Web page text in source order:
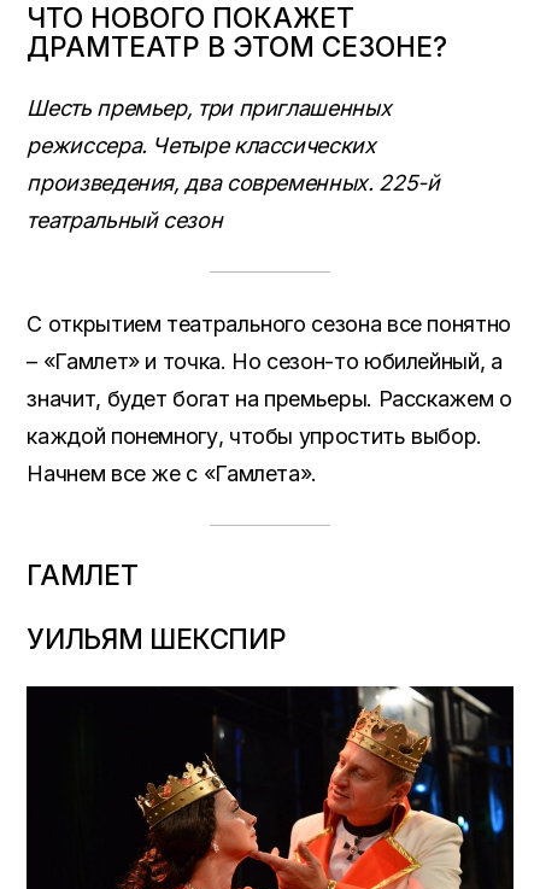
ЧТО НОВОГО ПОКАЖЕТ
ДРАМТЕАТР В ЭТОМ СЕЗОНЕ?
Шесть премьер, три приглашенных
режиссера. Четыре классических
произведения, два современных. 225-й
театральный сезон
С открытием театрального сезона все понятно
– «Гамлет» и точка. Но сезон-то юбилейный, а
значит, будет богат на премьеры. Расскажем о
каждой понемногу, чтобы упростить выбор.
Начнем все же с «Гамлета».
ГАМЛЕТ
УИЛЬЯМ ШЕКСПИР